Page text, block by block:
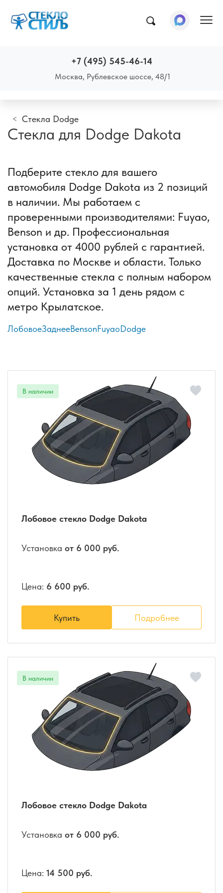
+7 (495) 545-46-14
Москва, Рублевское шоссе, 48/1
Стекла Dodge
Стекла для Dodge Dakota
Подберите стекло для вашего
автомобиля Dodge Dakota из 2 позиций
в наличии. Мы работаем с
проверенными производителями: Fuyao,
Benson и др. Профессиональная
установка от 4000 рублей с гарантией.
Доставка по Москве и области. Только
качественные стекла с полным набором
опций. Установка за 1 день рядом с
метро Крылатское.
ЛобовоеЗаднееBensonFuyaoDodge
Лобовое стекло Dodge Dakota
Установка от 6 000 руб.
Цена: 6 600 руб.
Купить Подробнее
Лобовое стекло Dodge Dakota
Установка от 6 000 руб.
Цена: 14 500 руб.